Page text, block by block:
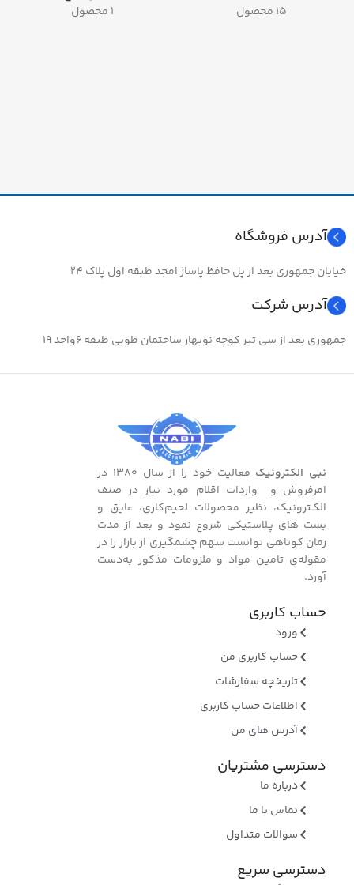
۱۵ محصول ۱ محصول
آدرس فروشگاه
خیابان جمهوری بعد از پل حافظ پاساژ امجد طبقه اول پلاک ۲۴
آدرس شرکت
جمهوری بعد از سی تیر کوچه نوبهار ساختمان طوبی طبقه ۶واحد ۱۹
نبی الکترونیک
فعالیت خود را از سال ۱۳۸۰ در
امرفروش و واردات اقلام مورد نیاز در صنف
الکـترونیک، نظیر محصولات لحیم‌کاری، عایق و
بست ‌های پـلاستیکی شروع نمود و بعد از مدت
زمان کوتاهی توانست سهم چشمگیری از بازار را در
مقوله‌ی تامین مواد و ملزومات مذکور به‌دست
آورد.
حساب کاربری
ورود
حساب کاربری من
تاریخچه سفارشات
اطلاعات حساب کاربری
آدرس های من
دسترسی مشتریان
درباره ما
تماس با ما
سوالات متداول
دسترسی سریع